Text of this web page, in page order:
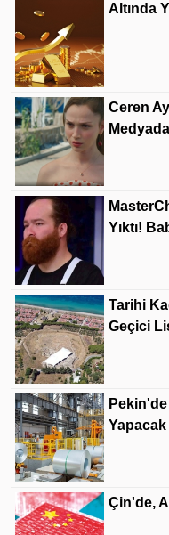
Altında
Ceren
Yıktı!
Tarihi
Geçici
Pekin'de
Çin'de,